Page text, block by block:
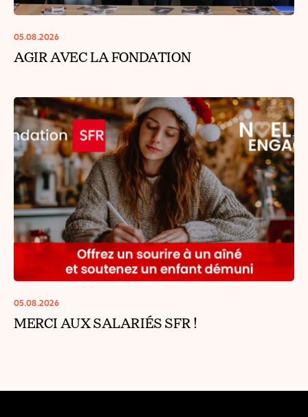
05.08.2026
AGIR AVEC LA FONDATION
05.08.2026
MERCI AUX SALARIÉS SFR !